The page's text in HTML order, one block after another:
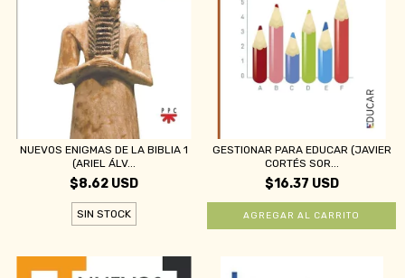
NUEVOS ENIGMAS DE LA BIBLIA 1
(ARIEL ÁLV...
$8.62 USD
SIN STOCK
GESTIONAR PARA EDUCAR (JAVIER
CORTÉS SOR...
$16.37 USD